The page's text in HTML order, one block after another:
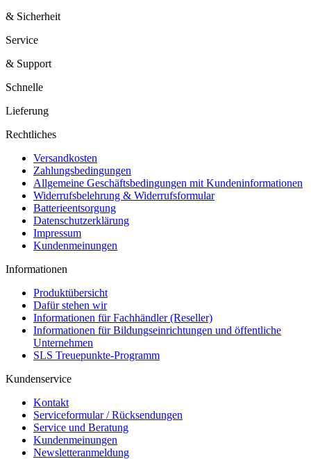
& Sicherheit
Service
& Support
Schnelle
Lieferung
Rechtliches
Versandkosten
Zahlungsbedingungen
Allgemeine Geschäftsbedingungen mit Kundeninformationen
Widerrufsbelehrung & Widerrufsformular
Batterieentsorgung
Datenschutzerklärung
Impressum
Kundenmeinungen
Informationen
Produktübersicht
Dafür stehen wir
Informationen für Fachhändler (Reseller)
Informationen für Bildungseinrichtungen und öffentliche
Unternehmen
SLS Treuepunkte-Programm
Kundenservice
Kontakt
Serviceformular / Rücksendungen
Service und Beratung
Kundenmeinungen
Newsletteranmeldung